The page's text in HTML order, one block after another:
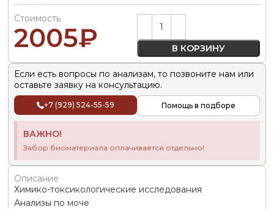
Стоимость
2005₽ В КОРЗИНУ
Alternative:
Если есть вопросы по анализам, то позвоните нам или
оставьте заявку на консультацию.
+7 (929) 524-55-59 Помощь в подборе
ВАЖНО!
Забор биоматериала оплачивается отдельно!
Описание
Химико-токсикологические исследования
Анализы по моче